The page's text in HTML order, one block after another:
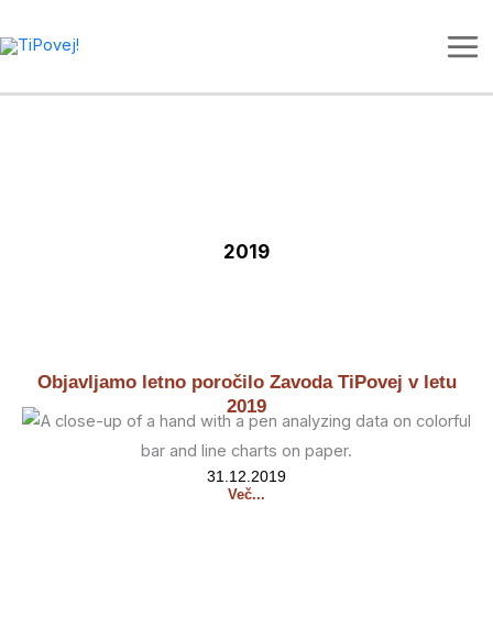
to
2019
Objavljamo letno poročilo Zavoda TiPovej v letu
2019
31.12.2019
Več...